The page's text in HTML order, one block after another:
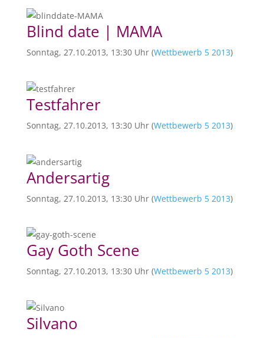
Blind date | MAMA
Sonntag, 27.10.2013, 13:30 Uhr (Wettbewerb 5 2013)
Testfahrer
Sonntag, 27.10.2013, 13:30 Uhr (Wettbewerb 5 2013)
Andersartig
Sonntag, 27.10.2013, 13:30 Uhr (Wettbewerb 5 2013)
Gay Goth Scene
Sonntag, 27.10.2013, 13:30 Uhr (Wettbewerb 5 2013)
Silvano